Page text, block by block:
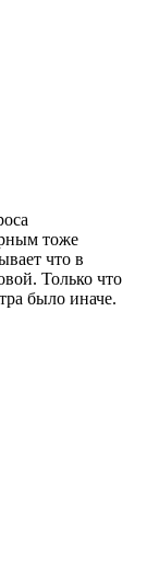
тоже
что в
Только что
было иначе.